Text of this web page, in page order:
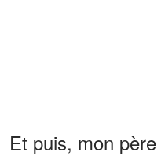
Et puis, mon père